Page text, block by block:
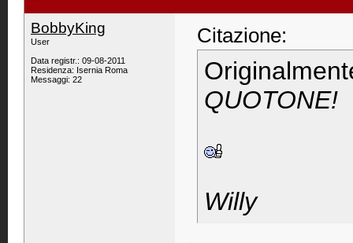
BobbyKing
User
Data registr.: 09-08-2011
Residenza: Isernia Roma
Messaggi: 22
Citazione:
QUOTONE!
Willy